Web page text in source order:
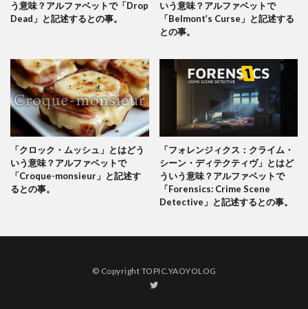
う意味？アルファベットで「Drop
Dead」と記述するとの事。
いう意味？アルファベットで
「Belmont’s Curse」と記述する
との事。
「クロック・ムッシュ」とはどう
いう意味？アルファベットで
「Croque-monsieur」と記述す
るとの事。
「フォレンジィクス：クライム・
シーン・ディテクティヴ」とはど
ういう意味？アルファベットで
「Forensics: Crime Scene
Detective」と記述するとの事。
© Copyright TOPIC.YAOYOLOG